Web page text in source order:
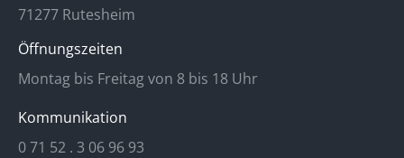
71277 Rutesheim
Öffnungszeiten
Montag bis Freitag von 8 bis 18 Uhr
Kommunikation
0 71 52 . 3 06 96 93